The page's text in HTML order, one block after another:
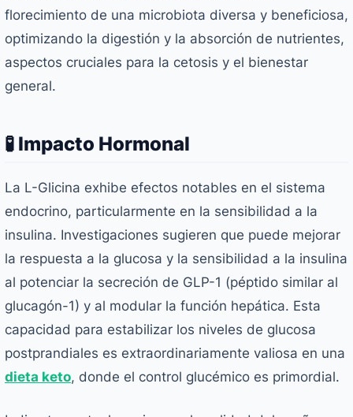
florecimiento de una microbiota diversa y beneficiosa,
optimizando la digestión y la absorción de nutrientes,
aspectos cruciales para la cetosis y el bienestar
general.
🧪 Impacto Hormonal
La L-Glicina exhibe efectos notables en el sistema
endocrino, particularmente en la sensibilidad a la
insulina. Investigaciones sugieren que puede mejorar
la respuesta a la glucosa y la sensibilidad a la insulina
al potenciar la secreción de GLP-1 (péptido similar al
glucagón-1) y al modular la función hepática. Esta
capacidad para estabilizar los niveles de glucosa
postprandiales es extraordinariamente valiosa en una
dieta keto, donde el control glucémico es primordial.